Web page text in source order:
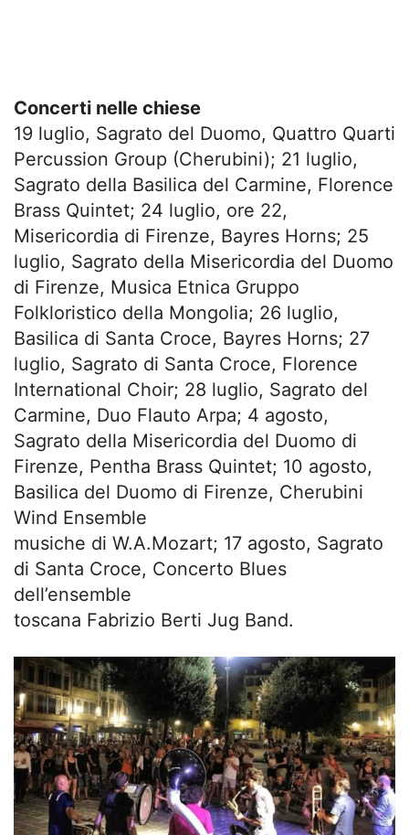
Concerti nelle chiese
19 luglio, Sagrato del Duomo, Quattro Quarti
Percussion Group (Cherubini); 21 luglio,
Sagrato della Basilica del Carmine, Florence
Brass Quintet; 24 luglio, ore 22,
Misericordia di Firenze, Bayres Horns; 25
luglio, Sagrato della Misericordia del Duomo
di Firenze, Musica Etnica Gruppo
Folkloristico della Mongolia; 26 luglio,
Basilica di Santa Croce, Bayres Horns; 27
luglio, Sagrato di Santa Croce, Florence
International Choir; 28 luglio, Sagrato del
Carmine, Duo Flauto Arpa; 4 agosto,
Sagrato della Misericordia del Duomo di
Firenze, Pentha Brass Quintet; 10 agosto,
Basilica del Duomo di Firenze, Cherubini
Wind Ensemble
musiche di W.A.Mozart; 17 agosto, Sagrato
di Santa Croce, Concerto Blues
dell’ensemble
toscana Fabrizio Berti Jug Band.